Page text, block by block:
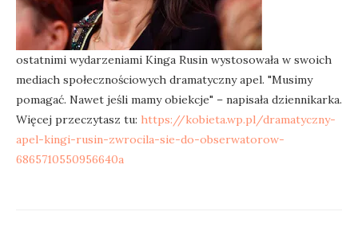
ostatnimi wydarzeniami Kinga Rusin wystosowała w swoich
mediach społecznościowych dramatyczny apel. "Musimy
pomagać. Nawet jeśli mamy obiekcje" – napisała dziennikarka.
Więcej przeczytasz tu: https://kobieta.wp.pl/dramatyczny-
apel-kingi-rusin-zwrocila-sie-do-obserwatorow-
6865710550956640a